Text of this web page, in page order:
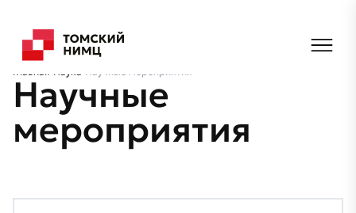
Главная Наука Научные мероприятия
Научные
мероприятия